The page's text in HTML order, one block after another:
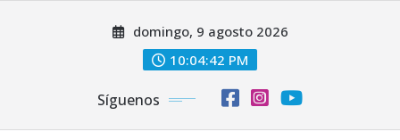
domingo, 9 agosto 2026
10:04:44 PM
Síguenos